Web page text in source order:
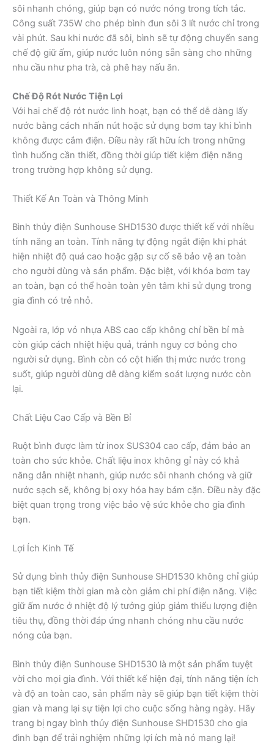
sôi nhanh chóng, giúp bạn có nước nóng trong tích tắc.
Công suất 735W cho phép bình đun sôi 3 lít nước chỉ trong
vài phút. Sau khi nước đã sôi, bình sẽ tự động chuyển sang
chế độ giữ ấm, giúp nước luôn nóng sẵn sàng cho những
nhu cầu như pha trà, cà phê hay nấu ăn.
Chế Độ Rót Nước Tiện Lợi
Với hai chế độ rót nước linh hoạt, bạn có thể dễ dàng lấy
nước bằng cách nhấn nút hoặc sử dụng bơm tay khi bình
không được cắm điện. Điều này rất hữu ích trong những
tình huống cần thiết, đồng thời giúp tiết kiệm điện năng
trong trường hợp không sử dụng.
Thiết Kế An Toàn và Thông Minh
Bình thủy điện Sunhouse SHD1530 được thiết kế với nhiều
tính năng an toàn. Tính năng tự động ngắt điện khi phát
hiện nhiệt độ quá cao hoặc gặp sự cố sẽ bảo vệ an toàn
cho người dùng và sản phẩm. Đặc biệt, với khóa bơm tay
an toàn, bạn có thể hoàn toàn yên tâm khi sử dụng trong
gia đình có trẻ nhỏ.
Ngoài ra, lớp vỏ nhựa ABS cao cấp không chỉ bền bỉ mà
còn giúp cách nhiệt hiệu quả, tránh nguy cơ bỏng cho
người sử dụng. Bình còn có cột hiển thị mức nước trong
suốt, giúp người dùng dễ dàng kiểm soát lượng nước còn
lại.
Chất Liệu Cao Cấp và Bền Bỉ
Ruột bình được làm từ inox SUS304 cao cấp, đảm bảo an
toàn cho sức khỏe. Chất liệu inox không gỉ này có khả
năng dẫn nhiệt nhanh, giúp nước sôi nhanh chóng và giữ
nước sạch sẽ, không bị oxy hóa hay bám cặn. Điều này đặc
biệt quan trọng trong việc bảo vệ sức khỏe cho gia đình
bạn.
Lợi Ích Kinh Tế
Sử dụng bình thủy điện Sunhouse SHD1530 không chỉ giúp
bạn tiết kiệm thời gian mà còn giảm chi phí điện năng. Việc
giữ ấm nước ở nhiệt độ lý tưởng giúp giảm thiểu lượng điện
tiêu thụ, đồng thời đáp ứng nhanh chóng nhu cầu nước
nóng của bạn.
Bình thủy điện Sunhouse SHD1530 là một sản phẩm tuyệt
vời cho mọi gia đình. Với thiết kế hiện đại, tính năng tiện ích
và độ an toàn cao, sản phẩm này sẽ giúp bạn tiết kiệm thời
gian và mang lại sự tiện lợi cho cuộc sống hàng ngày. Hãy
trang bị ngay bình thủy điện Sunhouse SHD1530 cho gia
đình bạn để trải nghiệm những lợi ích mà nó mang lại!